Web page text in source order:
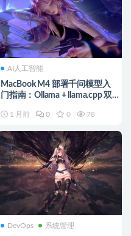
AI人工智能
MacBook M4 部署千问模型入
门指南：Ollama + llama.cpp 双
1 月前 0 0 78
DevOps 系统管理